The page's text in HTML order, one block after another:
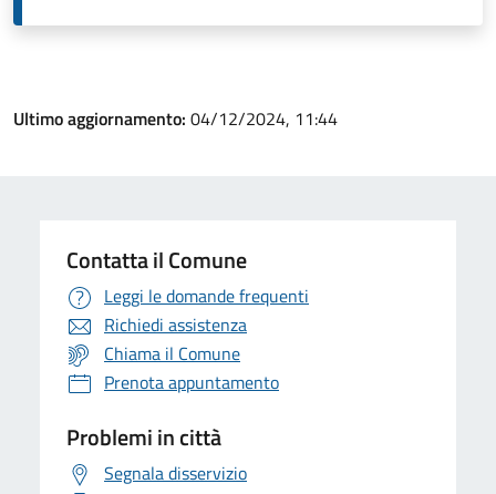
Ultimo aggiornamento: 04/12/2024, 11:44
Contatta il Comune
Leggi le domande frequenti
Richiedi assistenza
Chiama il Comune
Prenota appuntamento
Problemi in città
Segnala disservizio